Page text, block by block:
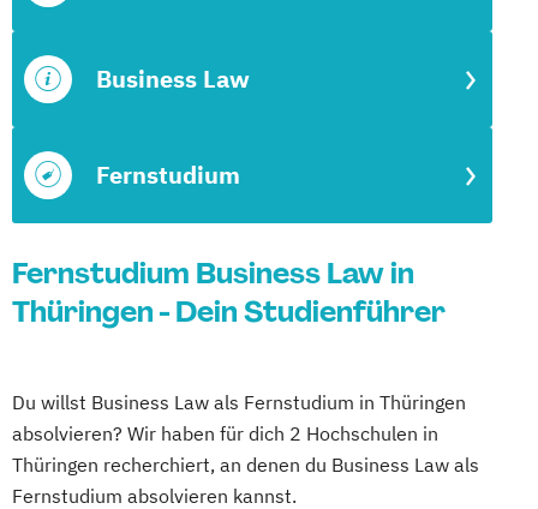
Fernstudium
Business Law
Fernstudium Business Law in
Thüringen - Dein Studienführer
Du willst Business Law als Fernstudium in Thüringen
absolvieren? Wir haben für dich 2 Hochschulen in
Thüringen recherchiert, an denen du Business Law als
Fernstudium absolvieren kannst.